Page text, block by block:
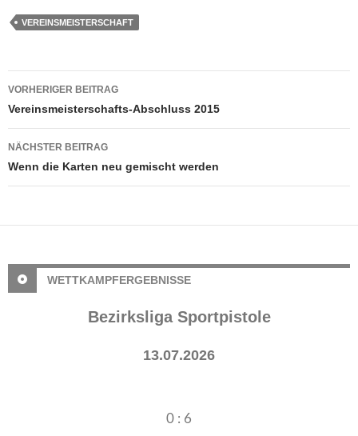
VEREINSMEISTERSCHAFT
Beitragsnavigation
VORHERIGER BEITRAG
Vereinsmeisterschafts-Abschluss 2015
NÄCHSTER BEITRAG
Wenn die Karten neu gemischt werden
WETTKAMPFERGEBNISSE
Bezirksliga Sportpistole
13.07.2026
0 : 6